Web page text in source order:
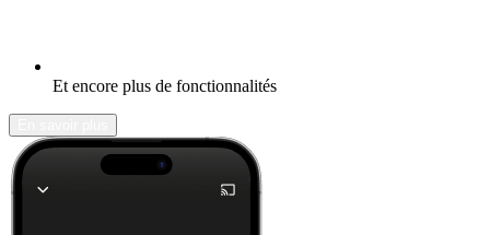
Et encore plus de fonctionnalités